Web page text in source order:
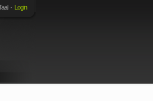
Login